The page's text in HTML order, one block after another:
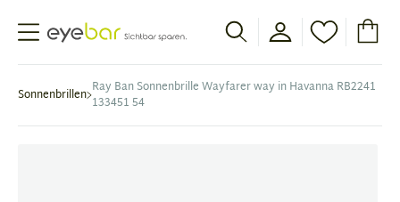
Abele Optic
Sonnenbrillen Ray Ban Sonnenbrille Wayfarer way in Havanna RB2241
133451 54